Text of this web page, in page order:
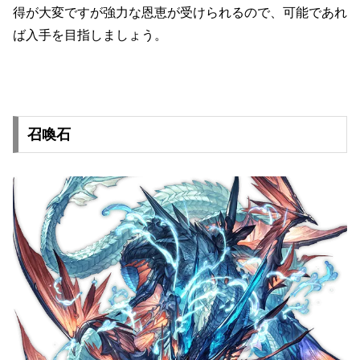
得が大変ですが強力な恩恵が受けられるので、可能であれ
ば入手を目指しましょう。
召喚石